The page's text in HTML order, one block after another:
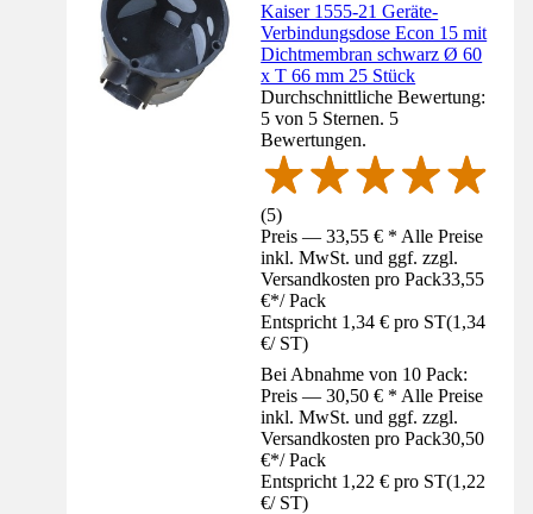
Kaiser 1555-21 Geräte-
Verbindungsdose Econ 15 mit
Dichtmembran schwarz Ø 60
x T 66 mm 25 Stück
Durchschnittliche Bewertung:
5 von 5 Sternen. 5
Bewertungen.
(5)
Preis — 33,55 € * Alle Preise
inkl. MwSt. und ggf. zzgl.
Versandkosten pro Pack33,55
€*/ Pack
Entspricht 1,34 € pro ST(1,34
€/ ST)
Bei Abnahme von 10 Pack:
Preis — 30,50 € * Alle Preise
inkl. MwSt. und ggf. zzgl.
Versandkosten pro Pack30,50
€*/ Pack
Entspricht 1,22 € pro ST(1,22
€/ ST)